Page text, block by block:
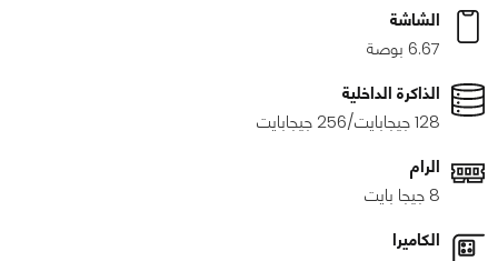
الشاشة
6.67 بوصة
الذاكرة الداخلية
128 جيجابايت/256 جيجابايت
الرام
8 جيجا بايت
الكاميرا